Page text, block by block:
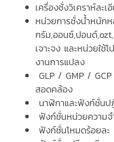
เครื่องชั่งวิเคราห์ละเ
หน่วยการชั่งน้ำหนักห
กรัม,ออนซ์,ปอนด์
เจาะจง และหน่วยใช้
งานการแปลง
GLP / GMP /
สอดคล้อง
นาฬิกาและฟังก์ชั่น
ฟังก์ชั่นหน่วยความ
ฟังก์ชั่นโหมดร้อยละ